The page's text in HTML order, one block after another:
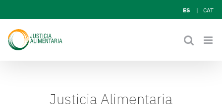
to
content
ES CAT
Justicia Alimentaria